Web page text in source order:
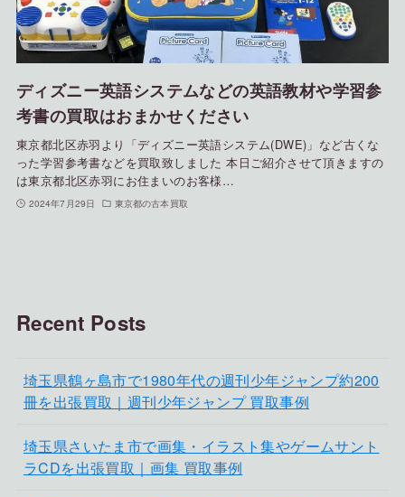
ディズニー英語システムなどの英語教材や学習参
考書の買取はおまかせください
東京都北区赤羽より「ディズニー英語システム(DWE)」など古くな
った学習参考書などを買取致しました 本日ご紹介させて頂きますの
は東京都北区赤羽にお住まいのお客様…
2024年7月29日 東京都の古本買取
Recent Posts
埼玉県鶴ヶ島市で1980年代の週刊少年ジャンプ約200
冊を出張買取｜週刊少年ジャンプ 買取事例
埼玉県さいたま市で画集・イラスト集やゲームサント
ラCDを出張買取｜画集 買取事例